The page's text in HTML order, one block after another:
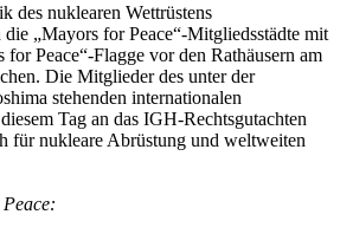
des nuklearen Wettrüstens
die „Mayors for Peace“-Mitgliedsstädte mit
for Peace“-Flagge vor den Rathäusern am
Die Mitglieder des unter der
stehenden internationalen
Tag an das IGH-Rechtsgutachten
für nukleare Abrüstung und weltweiten